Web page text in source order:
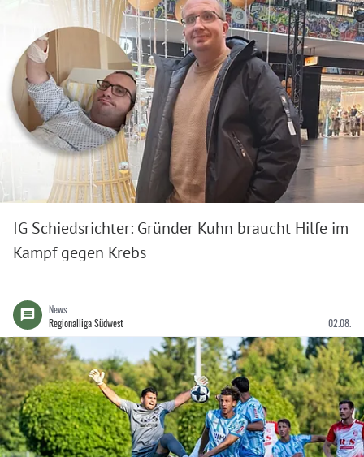
IG Schiedsrichter: Gründer Kuhn braucht Hilfe im
Kampf gegen Krebs
News
Regionalliga Südwest
02.08.